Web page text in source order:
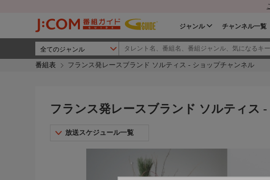
ジャンル チャンネル一覧
番組表 フランス発レースブランド ソルティス - ショップチャンネル
フランス発レースブランド ソルティス
放送スケジュール一覧